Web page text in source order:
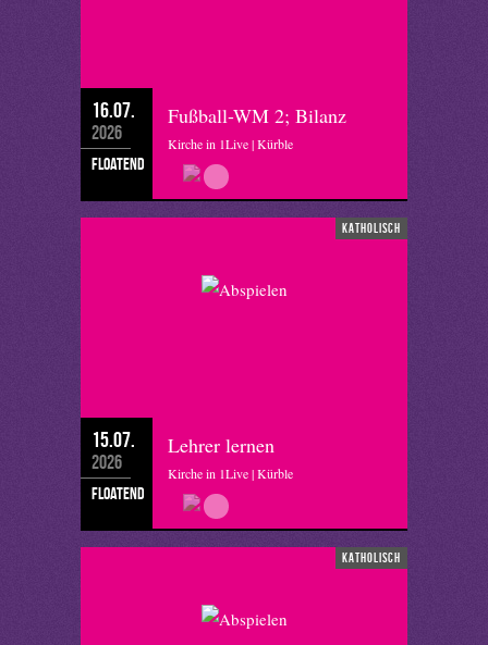
16.07.
2026
floatend
Fußball-WM 2; Bilanz
Kirche in 1Live | Kürble
katholisch
15.07.
2026
floatend
Lehrer lernen
Kirche in 1Live | Kürble
katholisch